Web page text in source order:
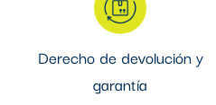
Derecho de devolución y
garantía